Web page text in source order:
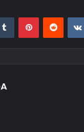
Tumblr PinterestReddit